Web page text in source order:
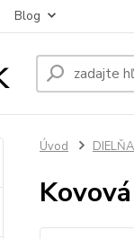
Blog
Úvod